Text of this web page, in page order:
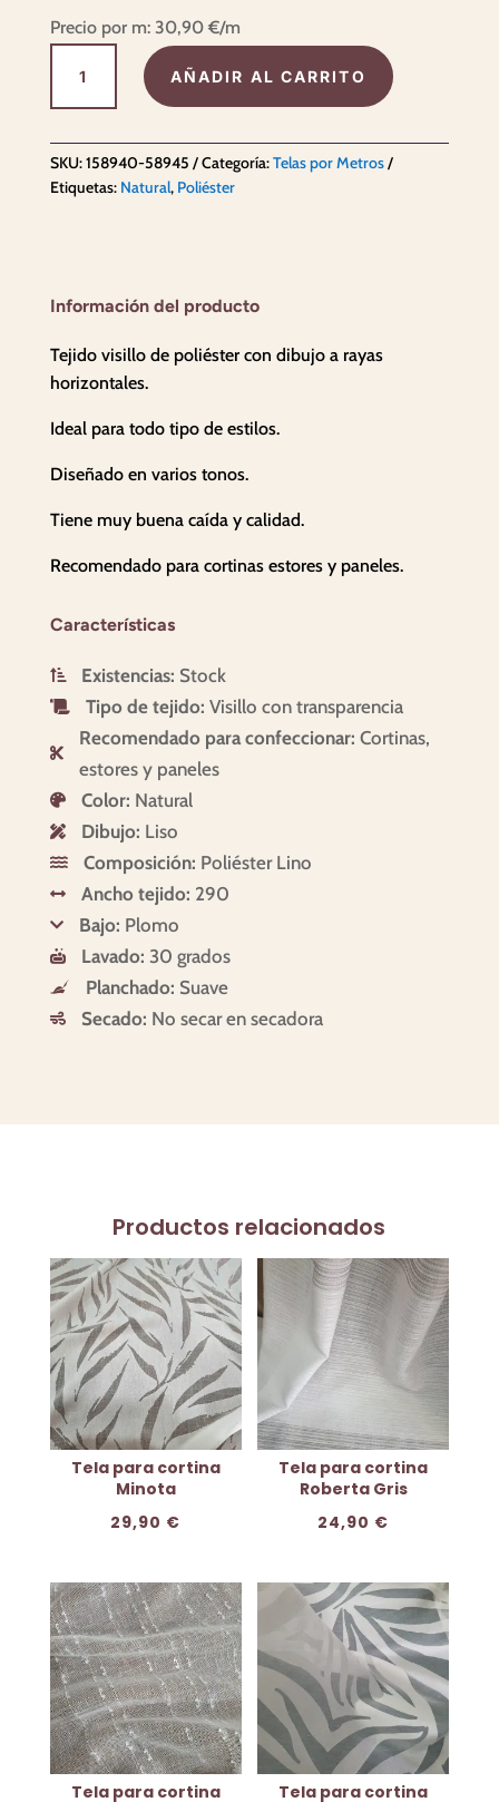
Precio por m: 30,90 €/m
cantidad
AÑADIR AL CARRITO
SKU:158940-58945 Categoría:Telas por Metros
Etiquetas: Natural, Poliéster
Información del producto
Tejido visillo de poliéster con dibujo a rayas
horizontales.
Ideal para todo tipo de estilos.
Diseñado en varios tonos.
Tiene muy buena caída y calidad.
Recomendado para cortinas estores y paneles.
Características
 Existencias: Stock
 Tipo de tejido: Visillo con transparencia

Recomendado para confeccionar: Cortinas,
estores y paneles
 Color: Natural
 Dibujo: Liso
 Composición: Poliéster Lino
 Ancho tejido: 290
 Bajo: Plomo
 Lavado: 30 grados
 Planchado: Suave
 Secado: No secar en secadora
Productos relacionados
Tela para cortina
Minota
29,90 €
Tela para cortina
Roberta Gris
24,90 €
Tela para cortina Tela para cortina